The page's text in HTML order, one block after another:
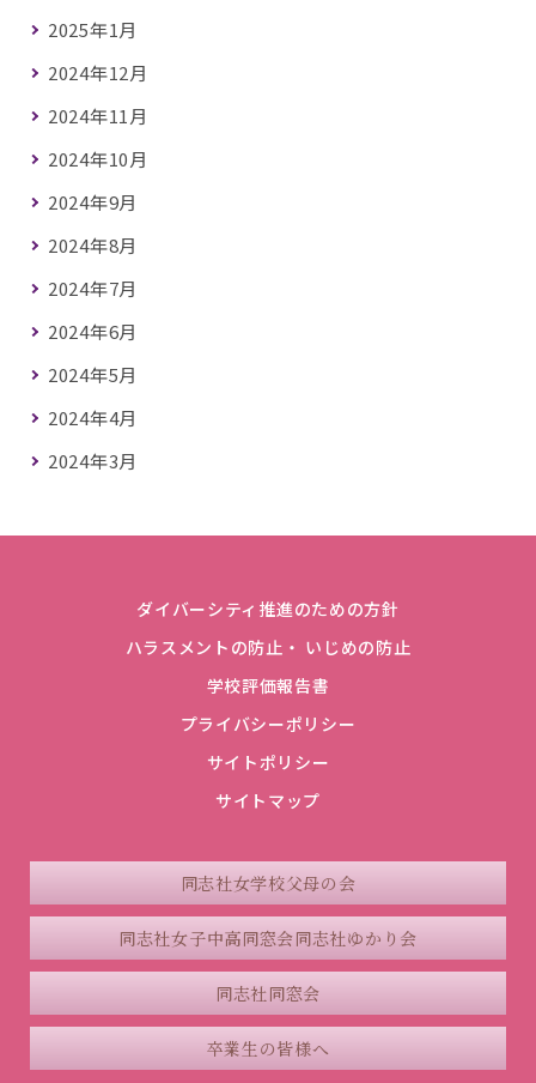
2025年1月
2024年12月
2024年11月
2024年10月
2024年9月
2024年8月
2024年7月
2024年6月
2024年5月
2024年4月
2024年3月
ダイバーシティ推進のための方針
ハラスメントの防止・ いじめの防止
学校評価報告書
プライバシーポリシー
サイトポリシー
サイトマップ
同志社女学校父母の会
同志社女子中高同窓会同志社ゆかり会
同志社同窓会
卒業生の皆様へ